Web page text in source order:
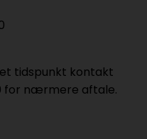
tidspunkt kontakt
for nærmere aftale.